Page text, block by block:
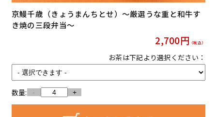
京鰻千歳（きょうまんちとせ）〜厳選うな重と和牛す
き焼の三段弁当〜
2,700円 （税込）
お茶は下記より選択ください：
数量: - +